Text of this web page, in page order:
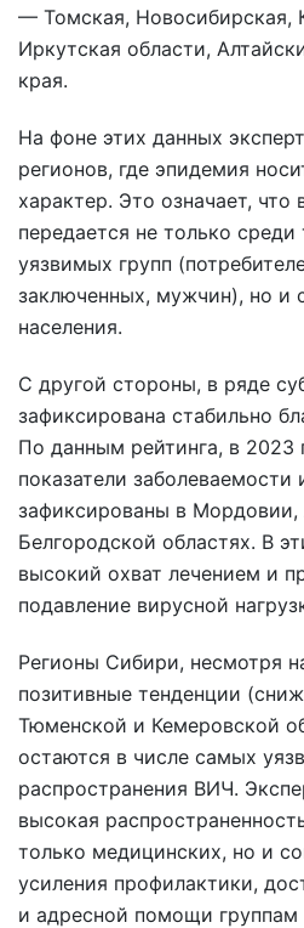
— Томская, Новосибирская,
Иркутская области,
края.
На фоне этих данных
регионов, где эпидемия
характер. Это означает, что
передается не только
уязвимых групп
заключенных, мужчин), но и
населения.
С другой стороны, в ряде
зафиксирована стабильно
По данным рейтинга, в 2023
показатели заболеваемости
зафиксированы в Мордовии,
Белгородской областях. В
высокий охват лечением и
подавление вирусной
Регионы Сибири, несмотря
позитивные тенденции
Тюменской и Кемеровской
остаются в числе самых
распространения ВИЧ.
высокая
только медицинских, но и
усиления профилактики,
и адресной помощи группам